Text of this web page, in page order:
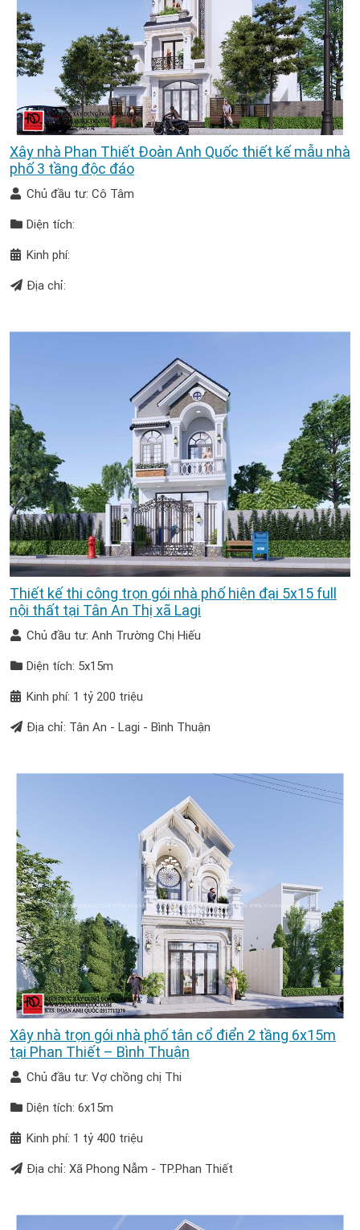
Xây nhà Phan Thiết Đoàn Anh Quốc thiết kế mẫu nhà
phố 3 tầng độc đáo
Chủ đầu tư: Cô Tâm
Diện tích:
Kinh phí:
Địa chỉ:
Thiết kế thi công trọn gói nhà phố hiện đại 5x15 full
nội thất tại Tân An Thị xã Lagi
Chủ đầu tư: Anh Trường Chị Hiếu
Diện tích: 5x15m
Kinh phí: 1 tỷ 200 triệu
Địa chỉ: Tân An - Lagi - Bình Thuận
Xây nhà trọn gói nhà phố tân cổ điển 2 tầng 6x15m
tại Phan Thiết – Bình Thuận
Chủ đầu tư: Vợ chồng chị Thi
Diện tích: 6x15m
Kinh phí: 1 tỷ 400 triệu
Địa chỉ: Xã Phong Nẫm - TP.Phan Thiết